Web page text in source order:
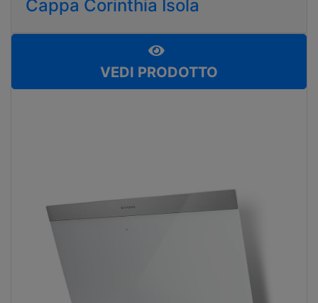
Cappa Corinthia Isola
VEDI PRODOTTO